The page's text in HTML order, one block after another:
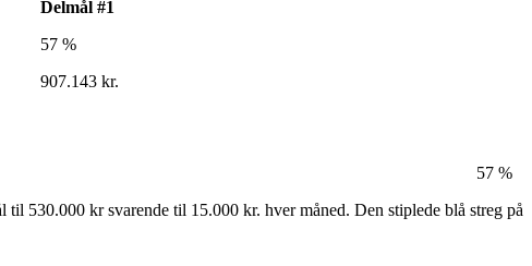
Delmål #1
57 %
907.143 kr.
57 %
530.000 kr svarende til 15.000 kr. hver måned. Den stiplede blå streg på